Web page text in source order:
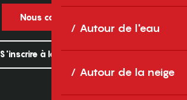
Autour de l'eau
Autour de la neige
Nous contacter
S'inscrire à la newsletter